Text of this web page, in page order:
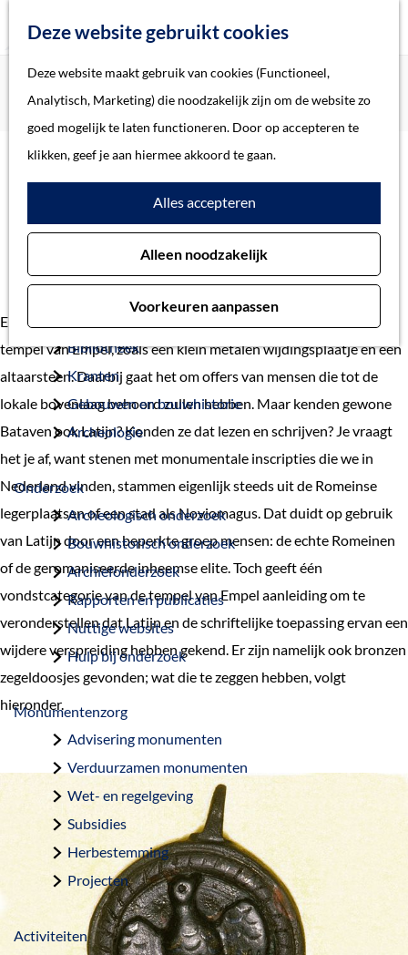
Deze website gebruikt cookies
Deze website maakt gebruik van cookies (Functioneel,
Analytisch, Marketing) die noodzakelijk zijn om de website zo
goed mogelijk te laten functioneren. Door op accepteren te
klikken, geef je aan hiermee akkoord te gaan.
Alles accepteren
Alleen noodzakelijk
Voorkeuren aanpassen
e
p
a
g
k
e
Home
Verhalen
Thema
Soort object
Collecties
Beeld en geluid
Bibliotheek
Kranten
Gebouwen en bouwhistorie
Archeologie
Onderzoek
Archeologisch onderzoek
Bouwhistorisch onderzoek
Archiefonderzoek
Rapporten en publicaties
Nuttige websites
Hulp bij onderzoek
Monumentenzorg
Advisering monumenten
Verduurzamen monumenten
Wet- en regelgeving
Subsidies
Herbestemming
Projecten
Activiteiten
Home
Verhalen
Het geschreven woord in de Romeinse tijd
Het geschreven woord
in de Romeinse tijd
Er zijn enkele Latijnse inscripties die verband houden met de
tempel van Empel, zoals een klein metalen wijdingsplaatje en een
altaarsteen. Daarbij gaat het om offers van mensen die tot de
lokale bovenlaag behoord zullen hebben. Maar kenden gewone
Bataven ook Latijn? Konden ze dat lezen en schrijven? Je vraagt
het je af, want stenen met monumentale inscripties die we in
Nederland vinden, stammen eigenlijk steeds uit de Romeinse
legerplaatsen of een stad als Noviomagus. Dat duidt op gebruik
van Latijn door een beperkte groep mensen: de echte Romeinen
of de geromaniseerde inheemse elite. Toch geeft één
vondstcategorie van de tempel van Empel aanleiding om te
veronderstellen dat Latijn en de schriftelijke toepassing ervan een
wijdere verspreiding hebben gekend. Er zijn namelijk ook bronzen
zegeldoosjes gevonden; wat die te zeggen hebben, volgt
hieronder.